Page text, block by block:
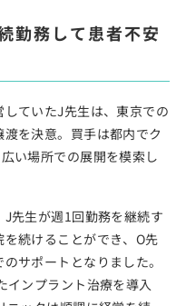
勤務して患者不安
ていたJ先生は、東京での
を決意。買手は都内でク
い場所での展開を模索し
先生が週1回勤務を継続す
続けることができ、O先
サポートとなりました。
インプラント治療を導入